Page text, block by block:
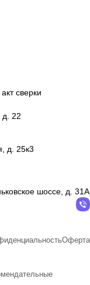
сверки
д. 22
д. 25к3
шоссе, д. 31А
Оферта